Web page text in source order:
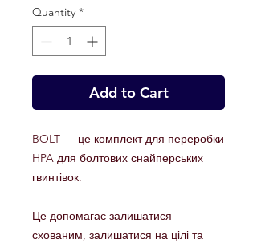
Quantity *
Add to Cart
BOLT — це комплект для переробки
HPA для болтових снайперських
гвинтівок.
Це допомагає залишатися
схованим, залишатися на цілі та